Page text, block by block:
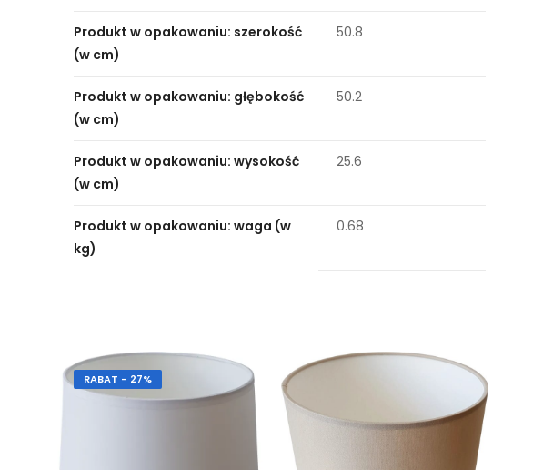
Produkt w opakowaniu: szerokość
(w cm)
50.8
Produkt w opakowaniu: głębokość
(w cm)
50.2
Produkt w opakowaniu: wysokość
(w cm)
25.6
Produkt w opakowaniu: waga (w
kg)
0.68
RABAT - 27%